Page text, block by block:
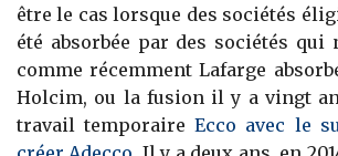
être le cas lorsque des sociétés
été absorbée par des sociétés qui
comme récemment Lafarge
Holcim, ou la fusion il y a vingt
travail temporaireEcco avec le